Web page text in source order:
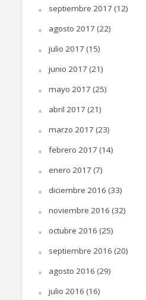
septiembre 2017 (12)
agosto 2017 (22)
julio 2017 (15)
junio 2017 (21)
mayo 2017 (25)
abril 2017 (21)
marzo 2017 (23)
febrero 2017 (14)
enero 2017 (7)
diciembre 2016 (33)
noviembre 2016 (32)
octubre 2016 (25)
septiembre 2016 (20)
agosto 2016 (29)
julio 2016 (16)